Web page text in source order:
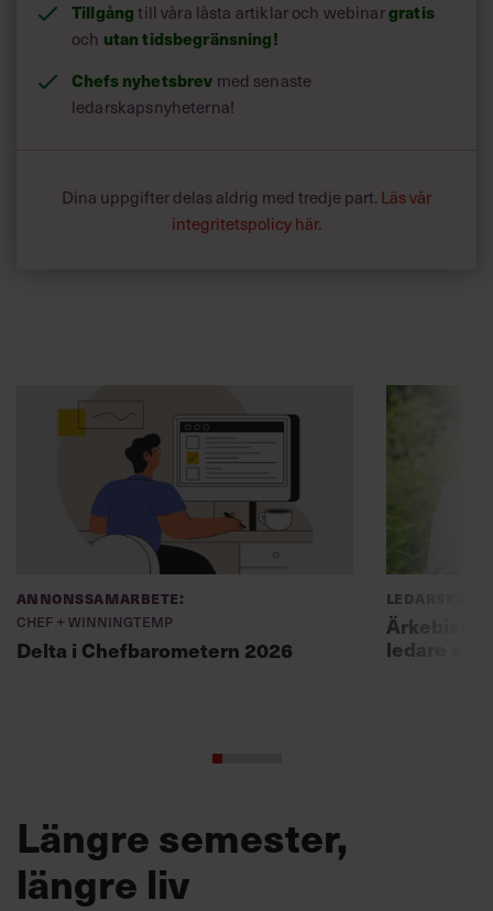
Tillgångtill våra låsta artiklar och webinargratis
och utan tidsbegränsning!
Chefs nyhetsbrev med senaste
ledarskapsnyheterna!
Dina uppgifter delas aldrig med tredje part. Läs vår
integritetspolicy här.
Annonssamarbete:
Chef + Winningtemp
Delta i Chefbarometern 2026
Ledarskap
ledare att
Längre semester,
längre liv